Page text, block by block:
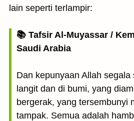
lain seperti terlampir:
📚 Tafsir Al-Muyassar /
Saudi Arabia
Dan kepunyaan Allah
langit dan di bumi, yang
bergerak, yang tersembunyi
tampak. Semua adalah